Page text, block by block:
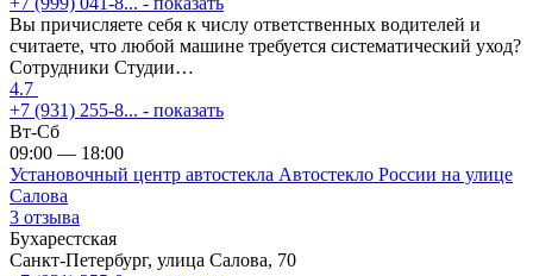
Вы причисляете себя к числу ответственных водителей и
считаете, что любой машине требуется систематический уход?
Сотрудники Студии…
4.7
+7 (931) 255-8... - показать
Вт-Сб
09:00 — 18:00
Установочный центр автостекла Автостекло России на улице
Салова
3 отзыва
Бухарестская
Санкт-Петербург, улица Салова, 70